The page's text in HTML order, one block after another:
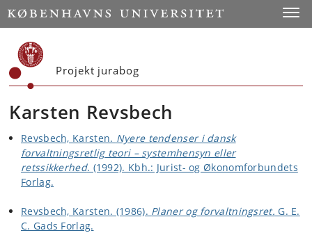
Start
Projekt jurabog
Karsten Revsbech
Revsbech, Karsten. Nyere tendenser i dansk
forvaltningsretlig teori – systemhensyn eller
retssikkerhed. (1992). Kbh.: Jurist- og Økonomforbundets
Forlag.
Revsbech, Karsten. (1986). Planer og forvaltningsret. G. E.
C. Gads Forlag.